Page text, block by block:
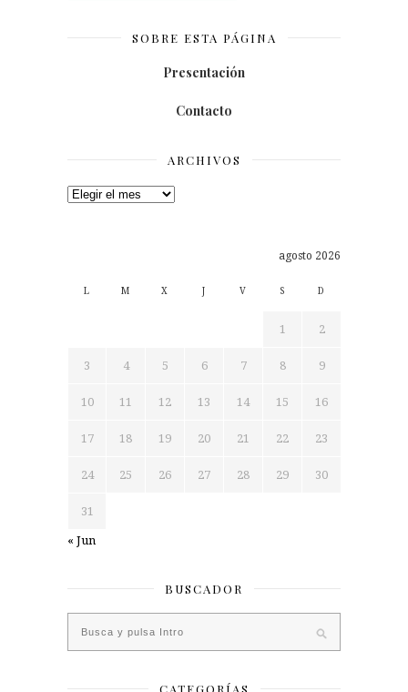
SOBRE ESTA PÁGINA
Presentación
Contacto
ARCHIVOS
Archivos
agosto 2026
L M X J V S D
1 2
3 4 5 6 7 8 9
10 11 12 13 14 15 16
17 18 19 20 21 22 23
24 25 26 27 28 29 30
31
« Jun
BUSCADOR
CATEGORÍAS